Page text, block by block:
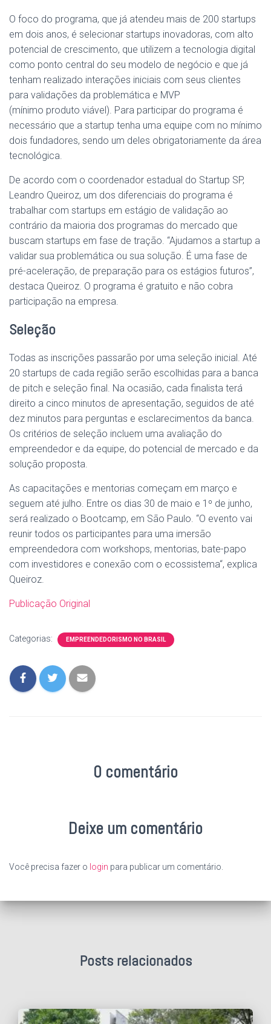
O foco do programa, que já atendeu mais de 200 startups
em dois anos, é selecionar startups inovadoras, com alto
potencial de crescimento, que utilizem a tecnologia digital
como ponto central do seu modelo de negócio e que já
tenham realizado interações iniciais com seus clientes
para validações da problemática e MVP
(mínimo produto viável). Para participar do programa é
necessário que a startup tenha uma equipe com no mínimo
dois fundadores, sendo um deles obrigatoriamente da área
tecnológica.
De acordo com o coordenador estadual do Startup SP,
Leandro Queiroz, um dos diferenciais do programa é
trabalhar com startups em estágio de validação ao
contrário da maioria dos programas do mercado que
buscam startups em fase de tração. “Ajudamos a startup a
validar sua problemática ou sua solução. É uma fase de
pré-aceleração, de preparação para os estágios futuros”,
destaca Queiroz. O programa é gratuito e não cobra
participação na empresa.
Seleção
Todas as inscrições passarão por uma seleção inicial. Até
20 startups de cada região serão escolhidas para a banca
de pitch e seleção final. Na ocasião, cada finalista terá
direito a cinco minutos de apresentação, seguidos de até
dez minutos para perguntas e esclarecimentos da banca.
Os critérios de seleção incluem uma avaliação do
empreendedor e da equipe, do potencial de mercado e da
solução proposta.
As capacitações e mentorias começam em março e
seguem até julho. Entre os dias 30 de maio e 1º de junho,
será realizado o Bootcamp, em São Paulo. “O evento vai
reunir todos os participantes para uma imersão
empreendedora com workshops, mentorias, bate-papo
com investidores e conexão com o ecossistema“, explica
Queiroz.
Publicação Original
Categorias: EMPREENDEDORISMO NO BRASIL
0 comentário
Deixe um comentário
Você precisa fazer o login para publicar um comentário.
Posts relacionados